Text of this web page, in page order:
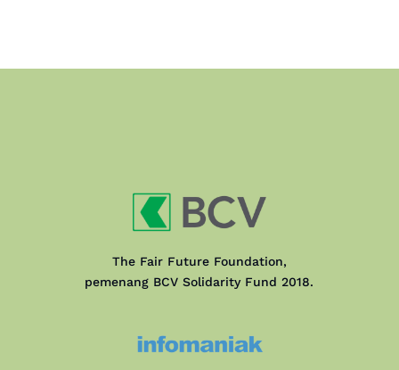
The Fair Future Foundation,
pemenang BCV Solidarity Fund 2018.